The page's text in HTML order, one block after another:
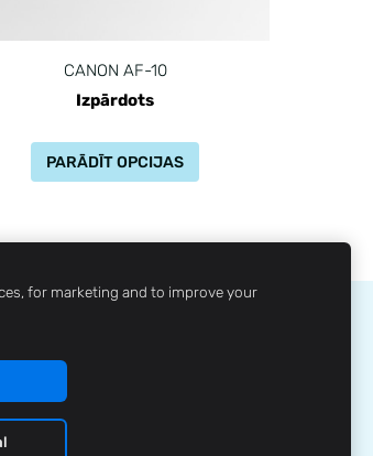
CANON AF-10
Izpārdots
PARĀDĪT OPCIJAS
for marketing and to improve your